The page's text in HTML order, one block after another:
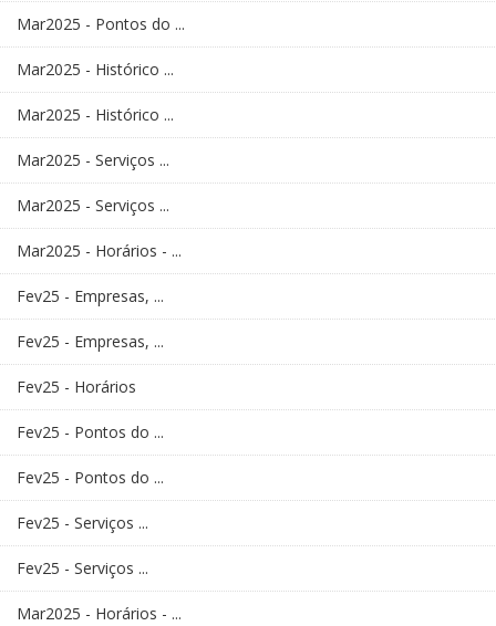
Mar2025 - Pontos do ...
Mar2025 - Histórico ...
Mar2025 - Histórico ...
Mar2025 - Serviços ...
Mar2025 - Serviços ...
Mar2025 - Horários - ...
Fev25 - Empresas, ...
Fev25 - Empresas, ...
Fev25 - Horários
Fev25 - Pontos do ...
Fev25 - Pontos do ...
Fev25 - Serviços ...
Fev25 - Serviços ...
Mar2025 - Horários - ...